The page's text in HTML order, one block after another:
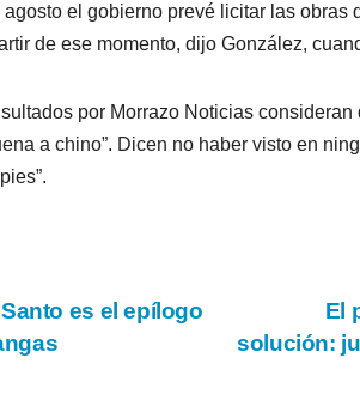
el gobierno prevé licitar las obras
de ese momento, dijo González,
por Morrazo Noticias
a chino”. Dicen no haber visto en
El
solución:
es el epílogo